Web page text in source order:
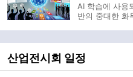
AI 학습에 사용
반의 중대한 화
텐츠 제작자 양
특히 한국은 주
산업전시회 일정